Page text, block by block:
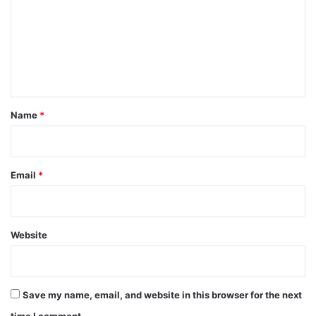
*
Name *
Email *
Website
Save my name, email, and website in this browser for the next